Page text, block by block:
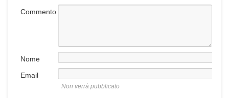
Commento
Nome
Email
Non verrà pubblicato